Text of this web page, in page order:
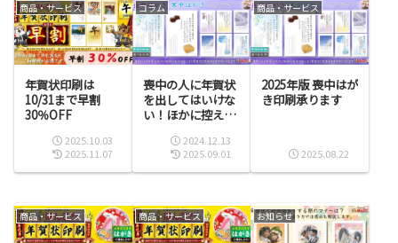
商品・サービス
年賀状印刷は
10/31まで早割
30％OFF
2025.10.03
2025.11.07
コラム
喪中の人に年賀状
を出してはいけな
い！ほかに控える
2024.12.13
2025.09.01
商品・サービス
2025年版 喪中はが
き印刷承ります
2025.08.22
商品・サービス 商品・サービス お知らせ